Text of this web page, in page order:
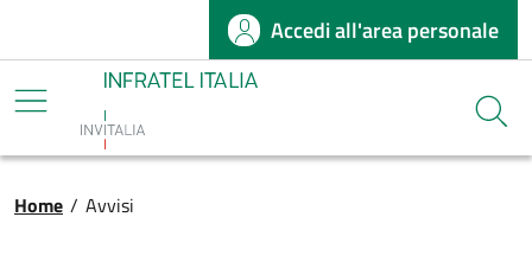
Salta al contenuto principaleAccedi all'area personale
Infratel
Briciole di pane
Home / Avvisi